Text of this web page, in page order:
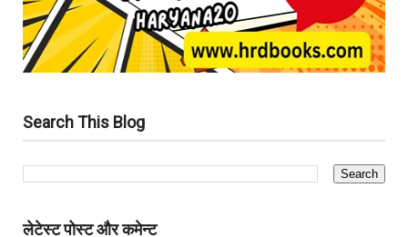
Search This Blog
लेटेस्ट पोस्ट और कमेन्ट